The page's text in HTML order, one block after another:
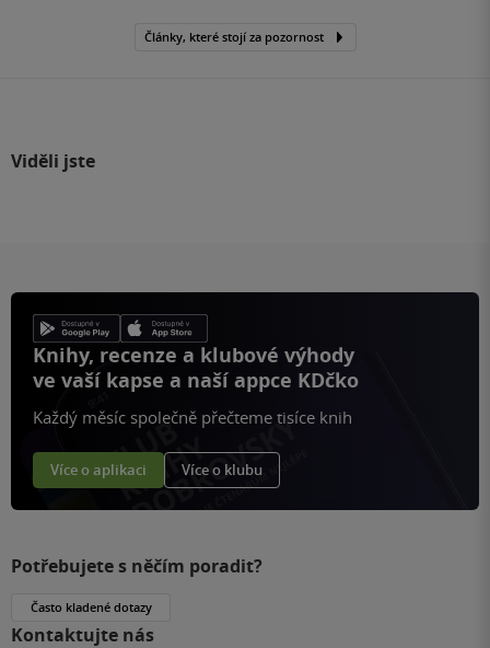
Články, které stojí za pozornost
Viděli jste
Knihy, recenze a klubové výhody
ve vaší kapse a naší appce KDčko
Každý měsíc společně přečteme tisíce knih
Více o aplikaci Více o klubu
Potřebujete s něčím poradit?
Často kladené dotazy
Kontaktujte nás